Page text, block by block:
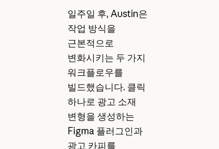
일주일 후, Austin은
작업 방식을
근본적으로
변화시키는 두 가지
워크플로우를
빌드했습니다. 클릭
하나로 광고 소재
변형을 생성하는
Figma 플러그인과
광고 카피를